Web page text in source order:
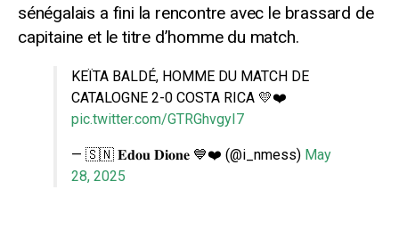
sénégalais a fini la rencontre avec le brassard de
capitaine et le titre d’homme du match.
KEÏTA BALDÉ, HOMME DU MATCH DE
CATALOGNE 2-0 COSTA RICA 💛❤️
pic.twitter.com/GTRGhvgyI7
— 🇸🇳 𝐄𝐝𝐨𝐮 𝐃𝐢𝐨𝐧𝐞 💙❤️ (@i_nmess) May
28, 2025